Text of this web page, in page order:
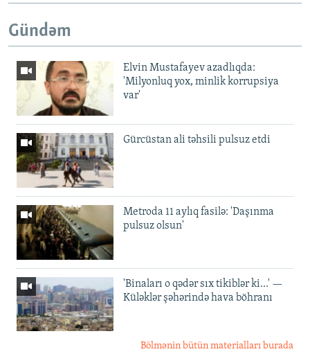
Gündəm
Elvin Mustafayev azadlıqda:
'Milyonluq yox, minlik korrupsiya
var'
Gürcüstan ali təhsili pulsuz etdi
Metroda 11 aylıq fasilə: 'Daşınma
pulsuz olsun'
'Binaları o qədər sıx tikiblər ki...' —
Küləklər şəhərində hava böhranı
Bölmənin bütün materialları burada